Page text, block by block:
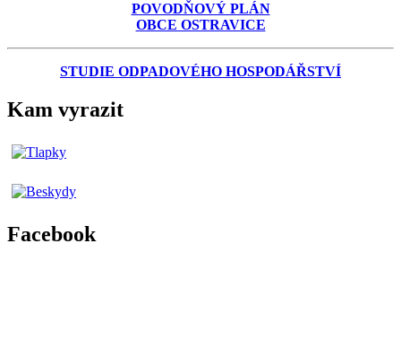
POVODŇOVÝ PLÁN
OBCE OSTRAVICE
STUDIE ODPADOVÉHO HOSPODÁŘSTVÍ
Kam vyrazit
Facebook